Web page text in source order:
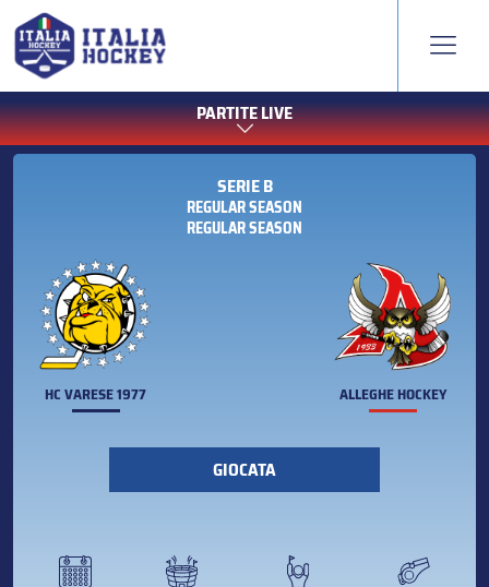
PARTITE LIVE
SERIE B
REGULAR SEASON
REGULAR SEASON
HC VARESE 1977 ALLEGHE HOCKEY
GIOCATA